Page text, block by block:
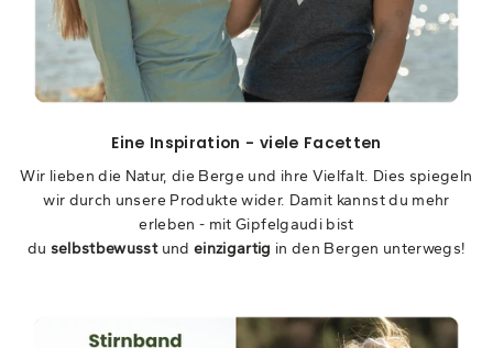
Eine Inspiration - viele Facetten
Wir lieben die Natur, die Berge und ihre Vielfalt. Dies spiegeln
wir durch unsere Produkte wider. Damit kannst du mehr
erleben - mit Gipfelgaudi bist
du selbstbewusst und einzigartig in den Bergen unterwegs!